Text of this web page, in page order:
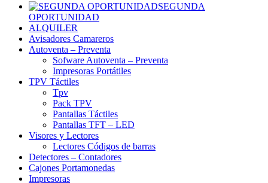
SEGUNDA
OPORTUNIDAD
ALQUILER
Avisadores Camareros
Autoventa – Preventa
Sofware Autoventa – Preventa
Impresoras Portátiles
TPV Táctiles
Tpv
Pack TPV
Pantallas Táctiles
Pantallas TFT – LED
Visores y Lectores
Lectores Códigos de barras
Detectores – Contadores
Cajones Portamonedas
Impresoras